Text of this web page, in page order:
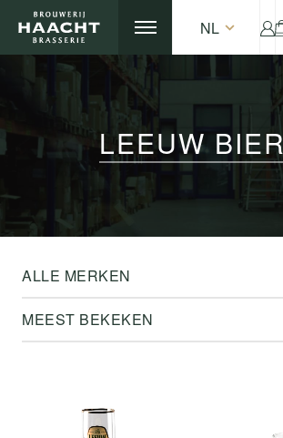
NL
LEEUW BIER
ALLE MERKEN
MEEST BEKEKEN